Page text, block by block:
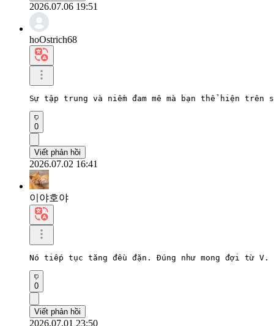
2026.07.06 19:51
hoOstrich68
Sự tập trung và niềm đam mê mà bạn thể hiện
0
Viết phản hồi
2026.07.02 16:41
이야호야
Nó tiếp tục tăng đều đặn. Đúng như mong đợi từ V.
0
Viết phản hồi
2026.07.01 23:50